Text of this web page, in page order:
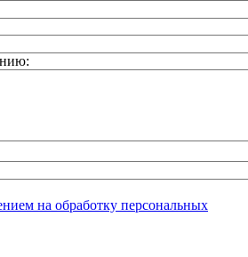
на обработку персональных